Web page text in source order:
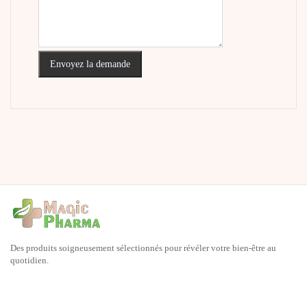
Envoyez la demande
Des produits soigneusement sélectionnés pour révéler votre bien-être au
quotidien.